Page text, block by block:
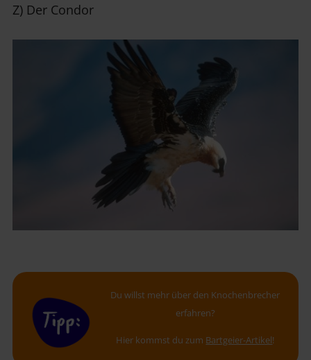
Z) Der Condor
Du willst mehr über den Knochenbrecher
erfahren?
Hier kommst du zum Bartgeier-Artikel!